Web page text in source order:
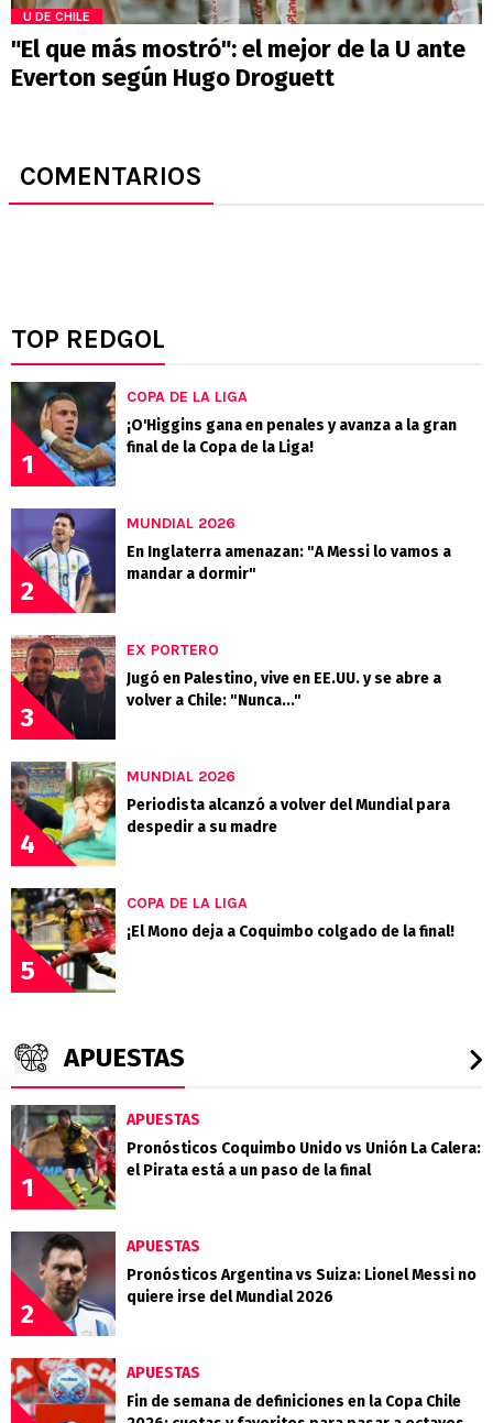
U DE CHILE
"El que más mostró": el mejor de la U ante
Everton según Hugo Droguett
COMENTARIOS
TOP REDGOL
1
COPA DE LA LIGA
¡O'Higgins gana en penales y avanza a la gran
final de la Copa de la Liga!
2
MUNDIAL 2026
En Inglaterra amenazan: "A Messi lo vamos a
mandar a dormir"
3
EX PORTERO
Jugó en Palestino, vive en EE.UU. y se abre a
volver a Chile: "Nunca..."
4
MUNDIAL 2026
Periodista alcanzó a volver del Mundial para
despedir a su madre
5
COPA DE LA LIGA
¡El Mono deja a Coquimbo colgado de la final!
APUESTAS
1
APUESTAS
Pronósticos Coquimbo Unido vs Unión La Calera:
el Pirata está a un paso de la final
2
APUESTAS
Pronósticos Argentina vs Suiza: Lionel Messi no
quiere irse del Mundial 2026
APUESTAS
Fin de semana de definiciones en la Copa Chile